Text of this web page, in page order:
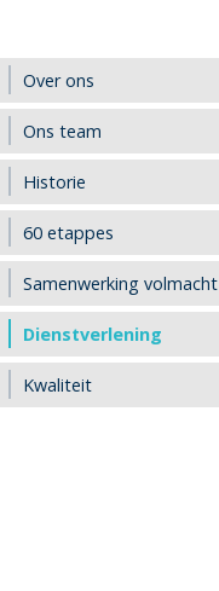
Over ons
Ons team
Historie
60 etappes
Samenwerking volmacht
Dienstverlening
Kwaliteit